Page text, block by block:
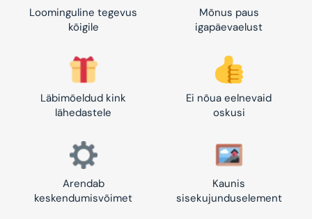
Loominguline tegevus
kõigile
Mõnus paus
igapäevaelust
Läbimõeldud kink
lähedastele
Ei nõua eelnevaid
oskusi
Arendab
keskendumisvõimet
Kaunis
sisekujunduselement